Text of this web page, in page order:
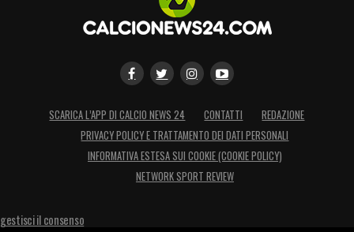
SCARICA L’APP DI CALCIO NEWS 24 CONTATTI
REDAZIONE
PRIVACY POLICY E TRATTAMENTO DEI DATI PERSONALI
INFORMATIVA ESTESA SUI COOKIE (COOKIE POLICY)
NETWORK SPORT REVIEW
gestisci il consenso